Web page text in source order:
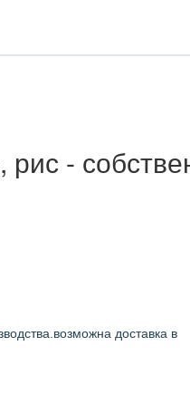
-
доставка в